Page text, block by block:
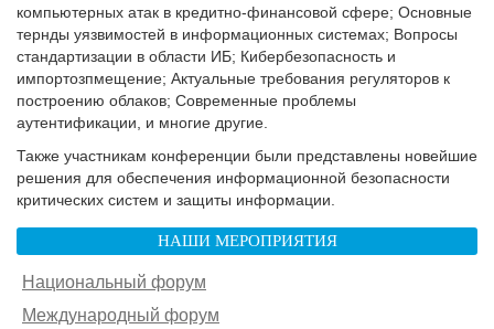
компьютерных атак в кредитно-финансовой сфере; Основные
тернды уязвимостей в информационных системах; Вопросы
стандартизации в области ИБ; Кибербезопасность и
импортозпмещение; Актуальные требования регуляторов к
построению облаков; Современные проблемы
аутентификации, и многие другие.
Также участникам конференции были представлены новейшие
решения для обеспечения информационной безопасности
критических систем и защиты информации.
НАШИ МЕРОПРИЯТИЯ
Национальный форум
Международный форум